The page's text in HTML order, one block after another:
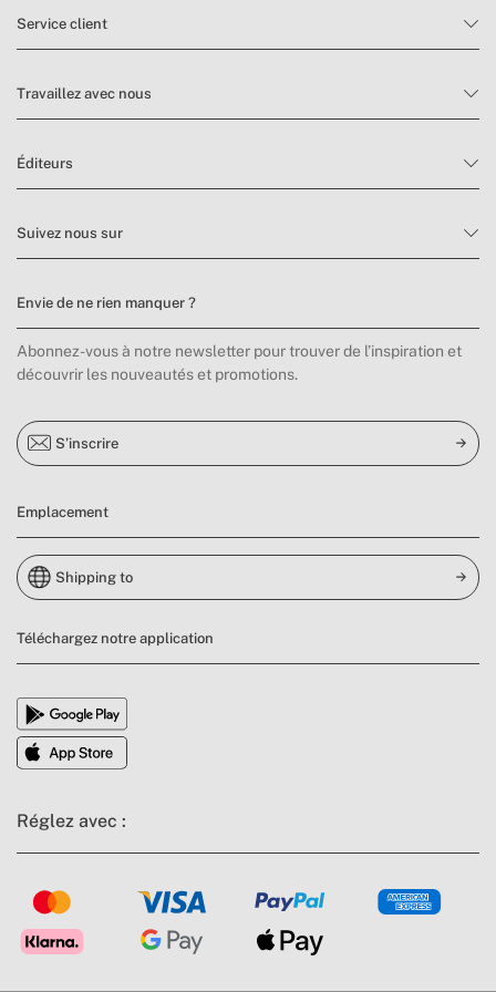
Service client
Travaillez avec nous
Éditeurs
Suivez nous sur
Envie de ne rien manquer ?
Abonnez-vous à notre newsletter pour trouver de l’inspiration et
découvrir les nouveautés et promotions.
S’inscrire
Emplacement
Shipping to
Téléchargez notre application
Réglez avec :